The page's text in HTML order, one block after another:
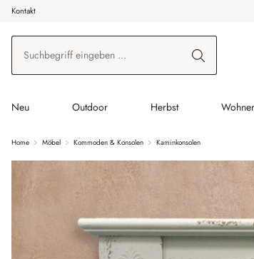
Hauptinhalt springen
Zur Suche springen
Zur Hauptnavigation springen
Kontakt
Neu Outdoor Herbst
Home Möbel Kommoden & Konsolen Kaminkonsolen